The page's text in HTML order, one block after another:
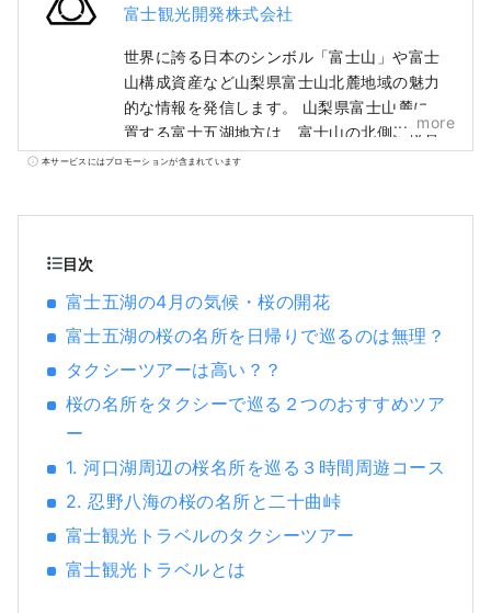
富士観光開発株式会社
世界に誇る日本のシンボル「富士山」や富士
山構成資産など山梨県富士山北麓地域の魅力
的な情報を発信します。 山梨県富士山麓に位
置する富士五湖地方は、富士山の北側に位置
し、「本栖湖」「精進湖」「西湖」「河口
構成資産と合わせて合計25件登録されていま
す。 多くの観光客が訪れる富士山麓には、春
は富士山と桜と五重塔「忠霊塔」の共演を楽
しむことができる「新倉山浅間公園」、夏は
河口湖ハーブフェスティバルのメイン会場と
る「河口湖もみじ回廊」、冬は大迫力の富士
る「ふじてんスノーリゾート」などの多くの
観光スポットがあります。 また近年は、富士
山の大自然の中でトレッキングやサイクリン
more
本サービスにはプロモーションが含まれています
目次
富士五湖の4月の気候・桜の開花
富士五湖の桜の名所を日帰りで巡るのは無理？
タクシーツアーは高い？？
桜の名所をタクシーで巡る２つのおすすめツア
ー
1. 河口湖周辺の桜名所を巡る３時間周遊コース
2. 忍野八海の桜の名所と二十曲峠
富士観光トラベルのタクシーツアー
富士観光トラベルとは